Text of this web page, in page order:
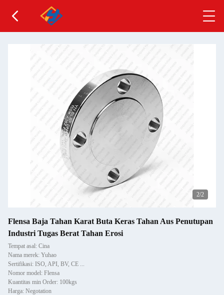
2/2
Flensa Baja Tahan Karat Buta Keras Tahan Aus Penutupan
Industri Tugas Berat Tahan Erosi
Tempat asal: Cina
Nama merek: Yuhao
Sertifikasi: ISO, API, BV, CE ...
Nomor model: Flensa
Kuantitas min Order: 100kgs
Harga: Negotation